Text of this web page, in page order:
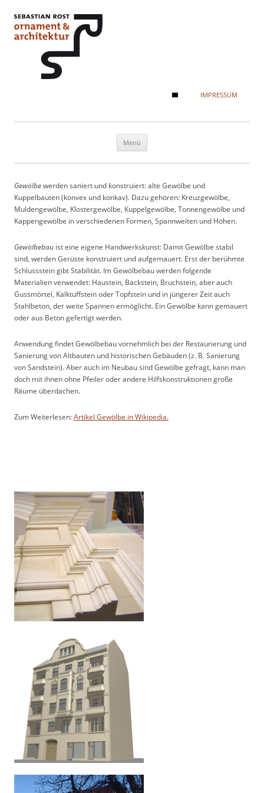
IMPRESSUM
Menü
Gewölbewerden saniert und konstruiert: alte Gewölbe und
Kuppelbauten (konvex und konkav). Dazu gehören: Kreuzgewölbe,
Muldengewölbe, Klostergewölbe, Kuppelgewölbe, Tonnengewölbe und
Kappengewölbe in verschiedenen Formen, Spannweiten und Höhen.
Gewölbebau ist eine eigene Handwerkskunst: Damit Gewölbe stabil
sind, werden Gerüste konstruiert und aufgemauert. Erst der berühmte
Schlussstein gibt Stabilität. Im Gewölbebau werden folgende
Materialien verwendet: Haustein, Backstein, Bruchstein, aber auch
Gussmörtel, Kalktuffstein oder Topfstein und in jüngerer Zeit auch
Stahlbeton, der weite Spannen ermöglicht. Ein Gewölbe kann gemauert
oder aus Beton gefertigt werden.
Anwendung findet Gewölbebau vornehmlich bei der Restaurierung und
Sanierung von Altbauten und historischen Gebäuden (z. B. Sanierung
von Sandstein). Aber auch im Neubau sind Gewölbe gefragt, kann man
doch mit ihnen ohne Pfeiler oder andere Hilfskonstruktionen große
Räume überdachen.
Zum Weiterlesen:Artikel Gewölbe in Wikipedia.